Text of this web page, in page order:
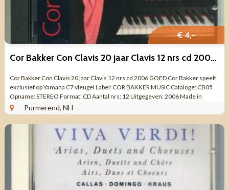
€ 4,-
Cor Bakker Con Clavis 20 jaar Clavis 12 nrs cd 2006 GOED
Cor Bakker Con Clavis 20 jaar Clavis 12 nrs cd 2006 GOED Cor Bakker speelt
exclusief op Yamaha C7 vleugel Label: COR BAKKER MUSIC Cataloge: CB05
Opname: STEREO Format: CD Aantal nrs: 12 Uitgegeven: 2006 Made in
HOLLAND Genre: ORGEL ...
Purmerend, NH